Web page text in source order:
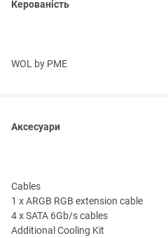
Керованість
WOL by PME
Аксесуари
Cables
1 x ARGB RGB extension cable
4 x SATA 6Gb/s cables
Additional Cooling Kit